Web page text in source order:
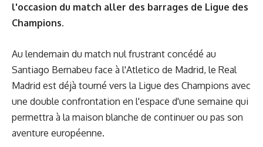
l'occasion du match aller des barrages de Ligue des
Champions.
Au lendemain du match nul frustrant concédé au
Santiago Bernabeu face à l'Atletico de Madrid, le Real
Madrid est déjà tourné vers la Ligue des Champions avec
une double confrontation en l'espace d'une semaine qui
permettra à la maison blanche de continuer ou pas son
aventure européenne.